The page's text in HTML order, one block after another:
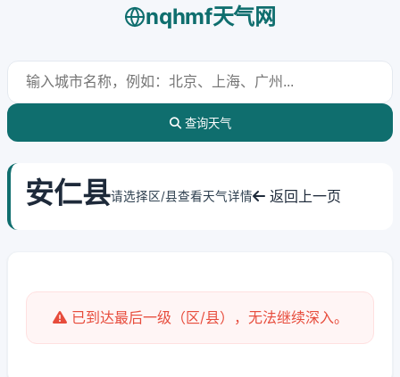
nqhmf天气网
查询天气
安仁县请选择区/县查看天气详情 返回上一页
已到达最后一级（区/县），无法继续深入。